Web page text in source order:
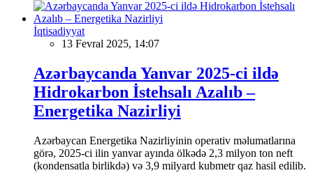
İqtisadiyyat
13 Fevral 2025, 14:07
Azərbaycanda Yanvar 2025-ci ildə
Hidrokarbon İstehsalı Azalıb –
Energetika Nazirliyi
Azərbaycan Energetika Nazirliyinin operativ məlumatlarına
görə, 2025-ci ilin yanvar ayında ölkədə 2,3 milyon ton neft
(kondensatla birlikdə) və 3,9 milyard kubmetr qaz hasil edilib.